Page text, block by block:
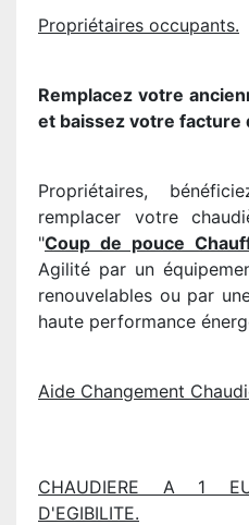
Propriétaires occupants.
Remplacez votre
et baissez votre facture
Propriétaires,
remplacer votre
"Coup de pouce
Agilité par un
renouvelables ou par
haute performance
Aide Changement
CHAUDIERE A 1
D'EGIBILITE.